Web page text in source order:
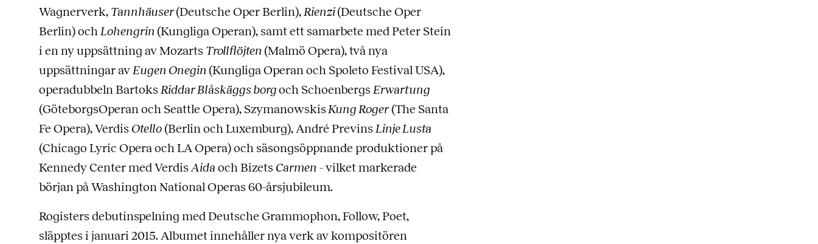
Wagnerverk, Tannhäuser(Deutsche Oper Berlin), Rienzi(Deutsche Oper
Berlin) och Lohengrin(Kungliga Operan), samt ett samarbete med Peter Stein
i en ny uppsättning av Mozarts Trollflöjten(Malmö Opera), två nya
uppsättningar av Eugen Onegin(Kungliga Operan och Spoleto Festival USA),
operadubbeln Bartoks Riddar Blåskäggs borgoch Schoenbergs Erwartung
(GöteborgsOperan och Seattle Opera), Szymanowskis Kung Roger(The Santa
Fe Opera), Verdis Otello(Berlin och Luxemburg), André Previns Linje Lusta
(Chicago Lyric Opera och LA Opera) och säsongsöppnande produktioner på
Kennedy Center med Verdis Aida och Bizets Carmen - vilket markerade
början på Washington National Operas 60-årsjubileum.
Rogisters debutinspelning med Deutsche Grammophon, Follow, Poet,
släpptes i januari 2015. Albumet innehåller nya verk av kompositören